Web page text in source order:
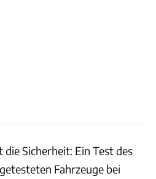
Sicherheit: Ein Test des
Fahrzeuge bei